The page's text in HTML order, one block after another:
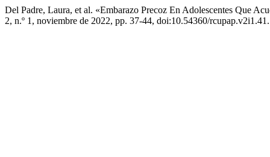
Del Padre, Laura, et al. «Embarazo Precoz En Adolescentes Que
2, n.º 1, noviembre de 2022, pp. 37-44, doi:10.54360/rcupap.v2i1.41.